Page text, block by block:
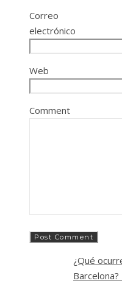
Correo
electrónico
Web
Comment
¿Qué